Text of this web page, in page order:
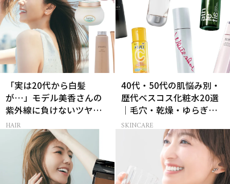
「実は20代から白髪
が…」モデル美香さんの
紫外線に負けないツヤ美
髪ケア
HAIR
40代・50代の肌悩み別・
歴代ベスコス化粧水20選
｜毛穴・乾燥・ゆらぎな
ど
SKINCARE